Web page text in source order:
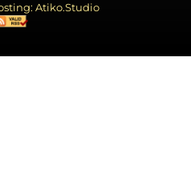
Atiko.Studio